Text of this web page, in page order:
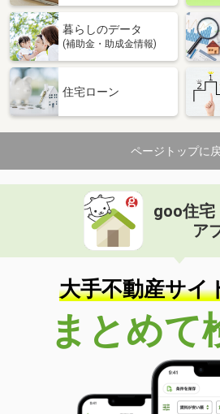
暮らしのデータ
(補助金・助成金情報)
住宅ローン
ページトップに
goo住宅
ア
大手不動産サイ
まとめて